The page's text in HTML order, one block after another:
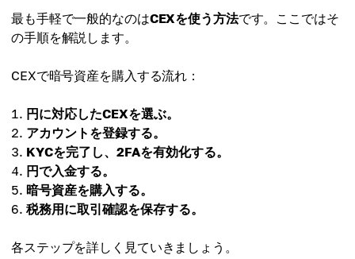
最も手軽で一般的なのはCEXを使う方法です。ここではそ
の手順を解説します。
CEXで暗号資産を購入する流れ：
円に対応したCEXを選ぶ。
アカウントを登録する。
KYCを完了し、2FAを有効化する。
円で入金する。
暗号資産を購入する。
税務用に取引確認を保存する。
各ステップを詳しく見ていきましょう。